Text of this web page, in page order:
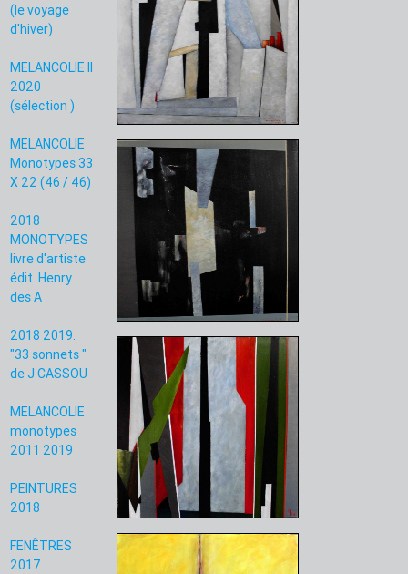
(le voyage
d'hiver)
MELANCOLIE II
2020
(sélection )
MELANCOLIE
Monotypes 33
X 22 (46 / 46)
2018
MONOTYPES
livre d'artiste
édit. Henry
des A
2018 2019.
"33 sonnets "
de J CASSOU
MELANCOLIE
monotypes
2011 2019
PEINTURES
2018
FENÊTRES
2017